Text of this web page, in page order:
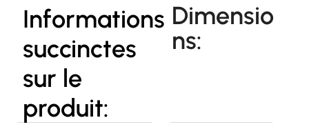
Informations
succinctes
sur le
produit:
Dimensio
ns: